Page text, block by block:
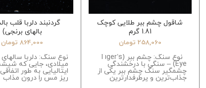
شاقول چشم ببر طلایی کوچک
1.81 گرم
258,060 تومان
نوع سنگ: چشم ببر (Tiger’s
Eye) – سنگی با درخشندگی
چشمگیر سنگ چشم ببر یکی از
جذاب‌ترین و پرطرفدارترین
گردنبند دلربا قلب
بالهای برنجی)
864,000 تومان
میلادی، جایی که
ایتالیایی به طور
ریز مس را درون مذاب